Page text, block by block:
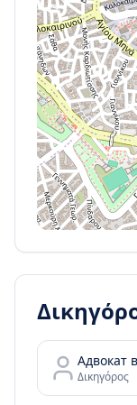
Адвокат
Δικηγόρος